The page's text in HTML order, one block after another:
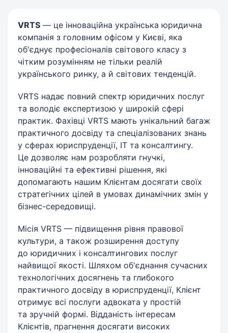
VRTS — це інноваційна українська юридична
компанія з головним офісом у Києві, яка
об'єднує професіоналів світового класу з
чітким розумінням не тільки реалій
українського ринку, а й світових тенденцій.
VRTS надає повний спектр юридичних послуг
та володіє експертизою у широкій сфері
практик. Фахівці VRTS мають унікальний багаж
практичного досвіду та спеціалізованих знань
у сферах юриспруденції, IT та консалтингу.
Це дозволяє нам розробляти гнучкі,
інноваційні та ефективні рішення, які
допомагають нашим Клієнтам досягати своїх
стратегічних цілей в умовах динамічних змін у
бізнес-середовищі.
Місія VRTS — підвищення рівня правової
культури, а також розширення доступу
до юридичних і консалтингових послуг
найвищої якості. Шляхом об'єднання сучасних
технологічних досягнень та глибокого
практичного досвіду в юриспруденції, Клієнт
отримує всі послуги адвоката у простій
та зручній формі. Відданість інтересам
Клієнтів, прагнення досягати високих